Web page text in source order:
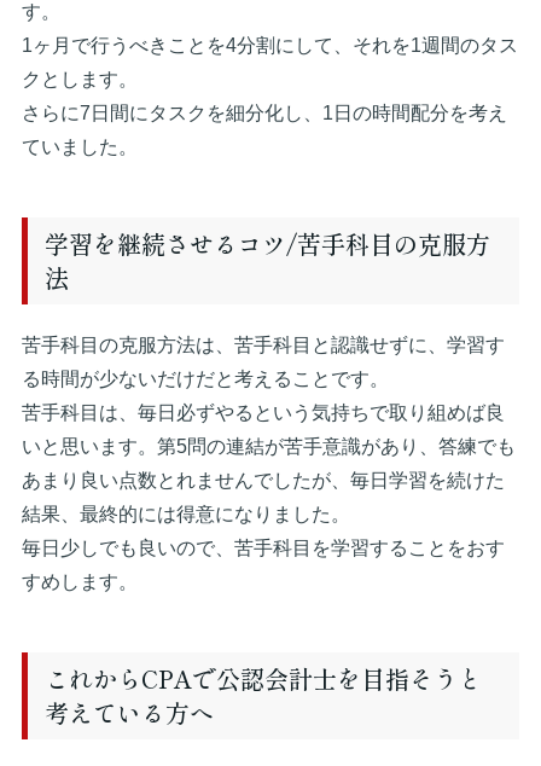
す。
1ヶ月で行うべきことを4分割にして、それを1週間のタス
クとします。
さらに7日間にタスクを細分化し、1日の時間配分を考え
ていました。
学習を継続させるコツ/苦手科目の克服方
法
苦手科目の克服方法は、苦手科目と認識せずに、学習す
る時間が少ないだけだと考えることです。
苦手科目は、毎日必ずやるという気持ちで取り組めば良
いと思います。第5問の連結が苦手意識があり、答練でも
あまり良い点数とれませんでしたが、毎日学習を続けた
結果、最終的には得意になりました。
毎日少しでも良いので、苦手科目を学習することをおす
すめします。
これからCPAで公認会計士を目指そうと
考えている方へ